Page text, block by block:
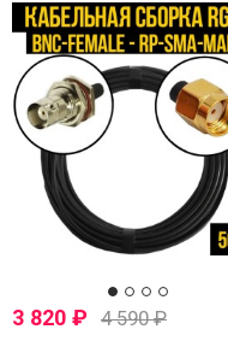
3 820 ₽ 4 590₽